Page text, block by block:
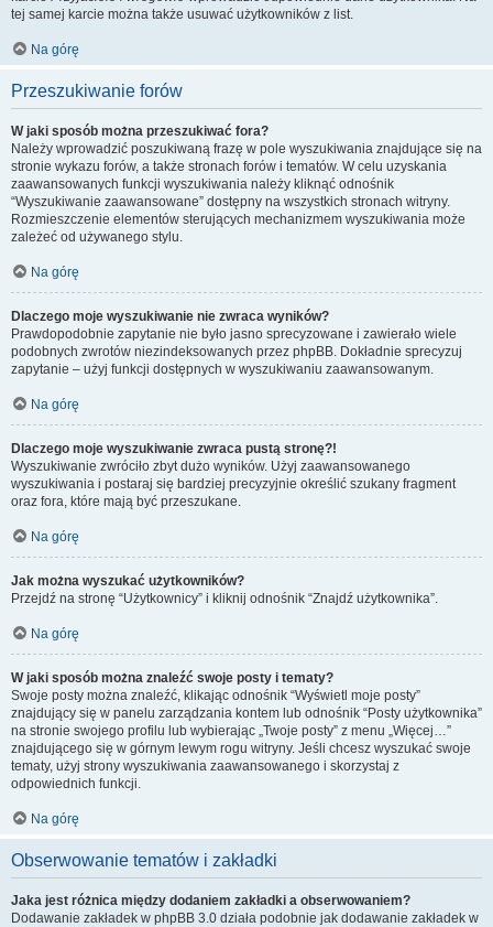
tej samej karcie można także usuwać użytkowników z list.
Na górę
Przeszukiwanie forów
W jaki sposób można przeszukiwać fora?
Należy wprowadzić poszukiwaną frazę w pole wyszukiwania znajdujące się na
stronie wykazu forów, a także stronach forów i tematów. W celu uzyskania
zaawansowanych funkcji wyszukiwania należy kliknąć odnośnik
“Wyszukiwanie zaawansowane” dostępny na wszystkich stronach witryny.
Rozmieszczenie elementów sterujących mechanizmem wyszukiwania może
zależeć od używanego stylu.
Na górę
Dlaczego moje wyszukiwanie nie zwraca wyników?
Prawdopodobnie zapytanie nie było jasno sprecyzowane i zawierało wiele
podobnych zwrotów niezindeksowanych przez phpBB. Dokładnie sprecyzuj
zapytanie – użyj funkcji dostępnych w wyszukiwaniu zaawansowanym.
Na górę
Dlaczego moje wyszukiwanie zwraca pustą stronę?!
Wyszukiwanie zwróciło zbyt dużo wyników. Użyj zaawansowanego
wyszukiwania i postaraj się bardziej precyzyjnie określić szukany fragment
oraz fora, które mają być przeszukane.
Na górę
Jak można wyszukać użytkowników?
Przejdź na stronę “Użytkownicy” i kliknij odnośnik “Znajdź użytkownika”.
Na górę
W jaki sposób można znaleźć swoje posty i tematy?
Swoje posty można znaleźć, klikając odnośnik “Wyświetl moje posty”
znajdujący się w panelu zarządzania kontem lub odnośnik “Posty użytkownika”
na stronie swojego profilu lub wybierając „Twoje posty” z menu „Więcej…”
znajdującego się w górnym lewym rogu witryny. Jeśli chcesz wyszukać swoje
tematy, użyj strony wyszukiwania zaawansowanego i skorzystaj z
odpowiednich funkcji.
Na górę
Obserwowanie tematów i zakładki
Jaka jest różnica między dodaniem zakładki a obserwowaniem?
Dodawanie zakładek w phpBB 3.0 działa podobnie jak dodawanie zakładek w